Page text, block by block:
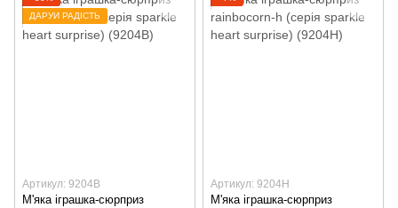
ДАРУЙ РАДІСТЬ
Артикул: 9204B
М'яка іграшка-сюрприз
Артикул: 9204H
М'яка іграшка-сюрприз